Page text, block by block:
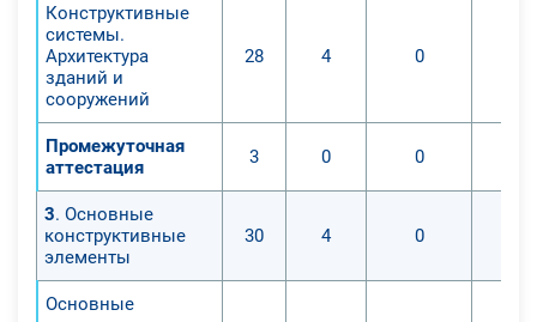
— производственные строительные
технологии;
— региональные особенности
— организация инвестиционно-
Конструктивные
системы.
Архитектура
зданий и
сооружений
28 4 0
Промежуточная
аттестация
3 0 0
3. Основные
конструктивные
элементы
30 4 0
Основные